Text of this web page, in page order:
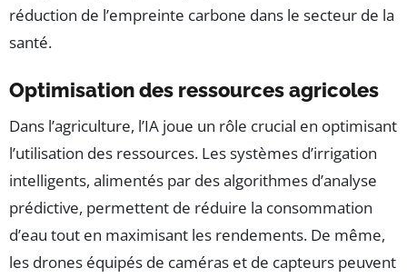
réduction de l’empreinte carbone dans le secteur de la
santé.
Optimisation des ressources agricoles
Dans l’agriculture, l’IA joue un rôle crucial en optimisant
l’utilisation des ressources. Les systèmes d’irrigation
intelligents, alimentés par des algorithmes d’analyse
prédictive, permettent de réduire la consommation
d’eau tout en maximisant les rendements. De même,
les drones équipés de caméras et de capteurs peuvent